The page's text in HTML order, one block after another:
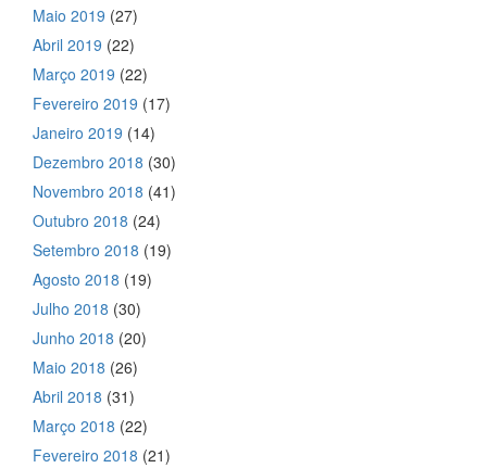
Maio 2019 (27)
Abril 2019 (22)
Março 2019 (22)
Fevereiro 2019 (17)
Janeiro 2019 (14)
Dezembro 2018 (30)
Novembro 2018 (41)
Outubro 2018 (24)
Setembro 2018 (19)
Agosto 2018 (19)
Julho 2018 (30)
Junho 2018 (20)
Maio 2018 (26)
Abril 2018 (31)
Março 2018 (22)
Fevereiro 2018 (21)